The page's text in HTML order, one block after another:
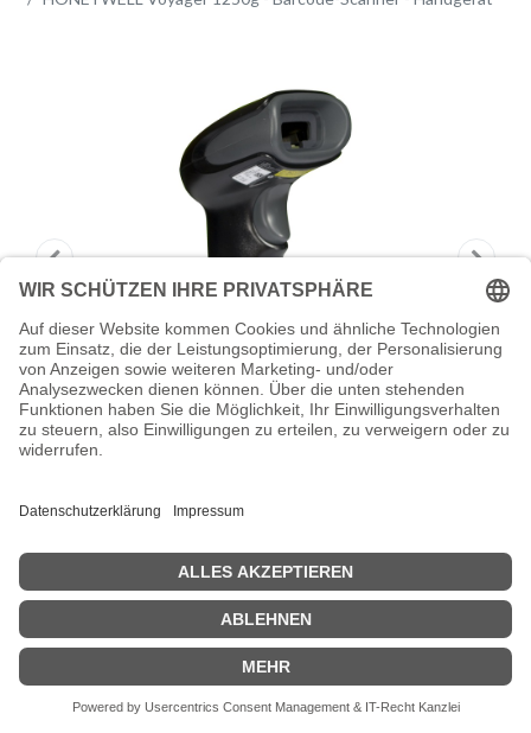
HONEYWELL Voyager 1250g - Barcode-
Scanner - Handgerät
Honeywell Voyager 1250g - Barcode-Scanner - Handgerät - Linear-
Imager - 100 Linie/Sek. - decodiert
Zeige Preise inklusiv MwSt. (Brutto)
127,62€ inkl. MwSt.